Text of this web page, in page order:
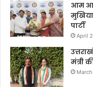
आम
पार्टी
April
मंत्री